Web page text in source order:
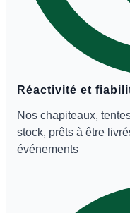
Réactivité et
Nos chapiteaux,
stock, prêts à être
événements